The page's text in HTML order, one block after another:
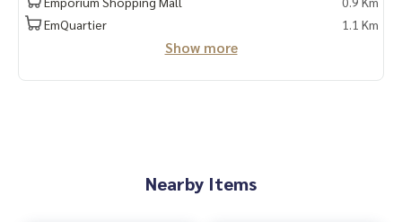
EmQuartier
1.1 Km
Show more
Nearby Items